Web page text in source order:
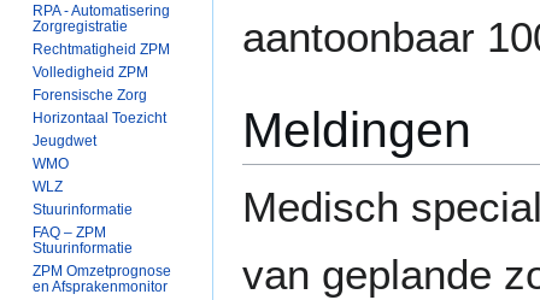
aantoonbaar
Meldingen
Medisch
van geplande
RPA - Automatisering
Zorgregistratie
Rechtmatigheid ZPM
Volledigheid ZPM
Forensische Zorg
Horizontaal Toezicht
Jeugdwet
WMO
WLZ
Stuurinformatie
FAQ – ZPM
Stuurinformatie
ZPM Omzetprognose
en Afsprakenmonitor